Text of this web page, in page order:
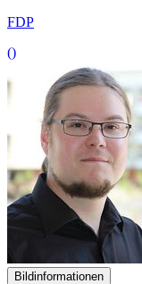
FDP
()
Bildinformationen